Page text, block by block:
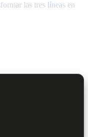
las tres líneas en